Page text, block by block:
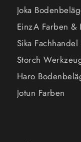
Joka
EinzA Farben &
Sika
Storch
Haro
Jotun Farben